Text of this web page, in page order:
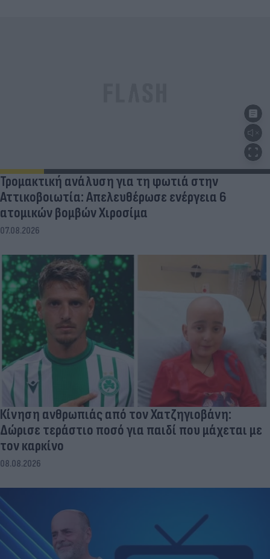
Τρομακτική ανάλυση για τη φωτιά στην
Αττικοβοιωτία: Απελευθέρωσε ενέργεια 6
ατομικών βομβών Χιροσίμα
07.08.2026
Κίνηση ανθρωπιάς από τον Χατζηγιοβάνη:
Δώρισε τεράστιο ποσό για παιδί που μάχεται με
τον καρκίνο
08.08.2026